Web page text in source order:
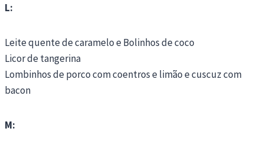
L:
Leite quente de caramelo e Bolinhos de coco
Licor de tangerina
Lombinhos de porco com coentros e limão e cuscuz com
bacon
M: